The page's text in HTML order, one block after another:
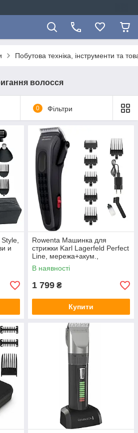
Побутова техніка, інструменти та
волосся
0 Фільтри
и
11,
Rowenta Машинка для
стрижки Karl Lagerfeld Perfect
Line, мережа+акум.,
роторний мотор, насадок-6,
сталь, чорний
В наявності
1 799 ₴
Купити